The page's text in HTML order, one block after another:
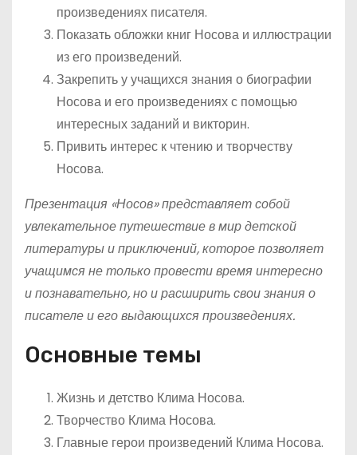
произведениях писателя.
Показать обложки книг Носова и иллюстрации
из его произведений.
Закрепить у учащихся знания о биографии
Носова и его произведениях с помощью
интересных заданий и викторин.
Привить интерес к чтению и творчеству
Носова.
Презентация «Носов» представляет собой
увлекательное путешествие в мир детской
литературы и приключений, которое позволяет
учащимся не только провести время интересно
и познавательно, но и расширить свои знания о
писателе и его выдающихся произведениях.
Основные темы
Жизнь и детство Клима Носова.
Творчество Клима Носова.
Главные герои произведений Клима Носова.